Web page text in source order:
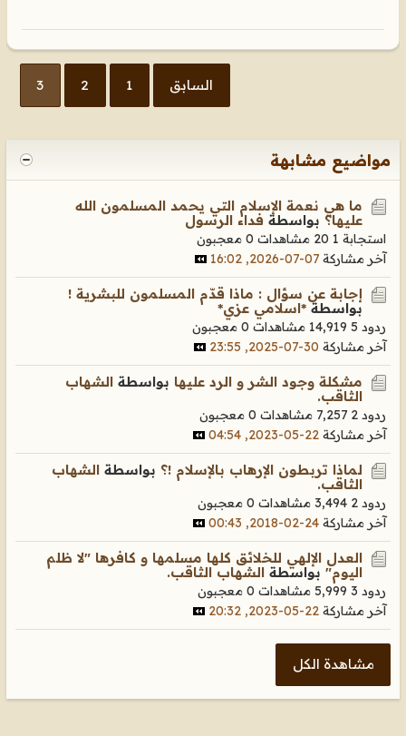
السابق 1
2
3
مواضيع مشابهة
ما هي نعمة الإسلام التي يحمد المسلمون الله
عليها؟ بواسطة فداء الرسول
استجابة 1 20 مشاهدات
0 معجبون
آخر مشاركة 07-07-2026, 16:02
إجابة عن سؤال : ماذا قدّم المسلمون للبشرية !
بواسطة*اسلامي عزي*
ردود 5 14,919 مشاهدات
0 معجبون
آخر مشاركة 30-07-2025, 23:55
مشكلة وجود الشر و الرد عليها بواسطة الشهاب
الثاقب.
ردود 2 7,257 مشاهدات
0 معجبون
آخر مشاركة 22-05-2023, 04:54
لماذا تربطون الإرهاب بالإسلام !؟ بواسطة الشهاب
الثاقب.
ردود 2 3,494 مشاهدات
0 معجبون
آخر مشاركة 24-02-2018, 00:43
العدل الإلهي للخلائق كلها مسلمها و كافرها "لا ظلم
اليوم" بواسطة الشهاب الثاقب.
ردود 3 5,999 مشاهدات
0 معجبون
آخر مشاركة 22-05-2023, 20:32
مشاهدة الكل